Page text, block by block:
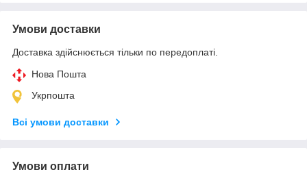
Умови доставки
Доставка здійснюється тільки по передоплаті.
Нова Пошта
Укрпошта
Всі умови доставки
Умови оплати